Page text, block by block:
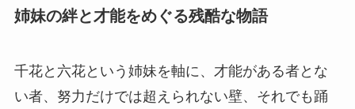
姉妹の絆と才能をめぐる残酷な物語
千花と六花という姉妹を軸に、才能がある者とな
い者、努力だけでは超えられない壁、それでも踊